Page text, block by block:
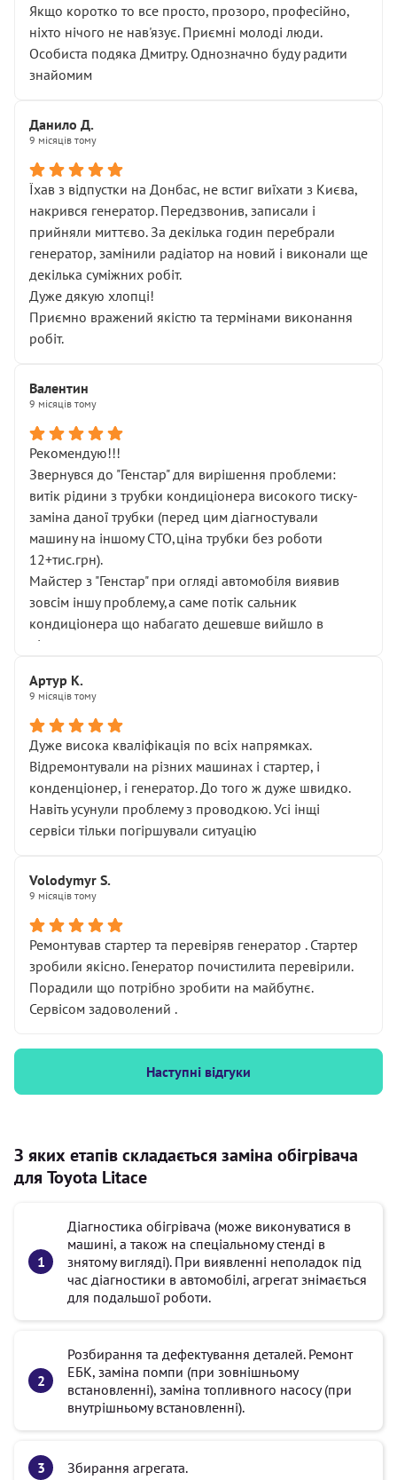
Якщо коротко то все просто, прозоро, професійно,
ніхто нічого не нав'язує. Приємні молоді люди.
Особиста подяка Дмитру. Однозначно буду радити
знайомим
Данило Д.
9 місяців тому
Їхав з відпустки на Донбас, не встиг виїхати з Києва,
накрився генератор. Передзвонив, записали і
прийняли миттєво. За декілька годин перебрали
генератор, замінили радіатор на новий і виконали ще
декілька суміжних робіт.
Дуже дякую хлопці!
Приємно вражений якістю та термінами виконання
робіт.
Валентин
9 місяців тому
Рекомендую!!!
Звернувся до "Генстар" для вирішення проблеми:
витік рідини з трубки кондиціонера високого тиску-
заміна даної трубки (перед цим діагностували
машину на іншому СТО,ціна трубки без роботи
12+тис.грн).
Майстер з "Генстар" при огляді автомобіля виявив
зовсім іншу проблему,а саме потік сальник
кондиціонера що набагато дешевше вийшло в
підсумку.
Артур К.
9 місяців тому
Дуже висока кваліфікація по всіх напрямках.
Відремонтували на різних машинах і стартер, і
конденціонер, і генератор. До того ж дуже швидко.
Навіть усунули проблему з проводкою. Усі інщі
сервіси тільки погіршували ситуацію
Volodymyr S.
9 місяців тому
Ремонтував стартер та перевіряв генератор . Стартер
зробили якісно. Генератор почистилита перевірили.
Порадили що потрібно зробити на майбутнє.
Сервісом задоволений .
Наступні відгуки
З яких етапів складається заміна обігрівача
для Toyota Litace
Діагностика обігрівача (може виконуватися в
машині, а також на спеціальному стенді в
знятому вигляді). При виявленні неполадок під
час діагностики в автомобілі, агрегат знімається
для подальшої роботи.
Розбирання та дефектування деталей. Ремонт
ЕБК, заміна помпи (при зовнішньому
встановленні), заміна топливного насосу (при
внутрішньому встановленні).
Збирання агрегата.